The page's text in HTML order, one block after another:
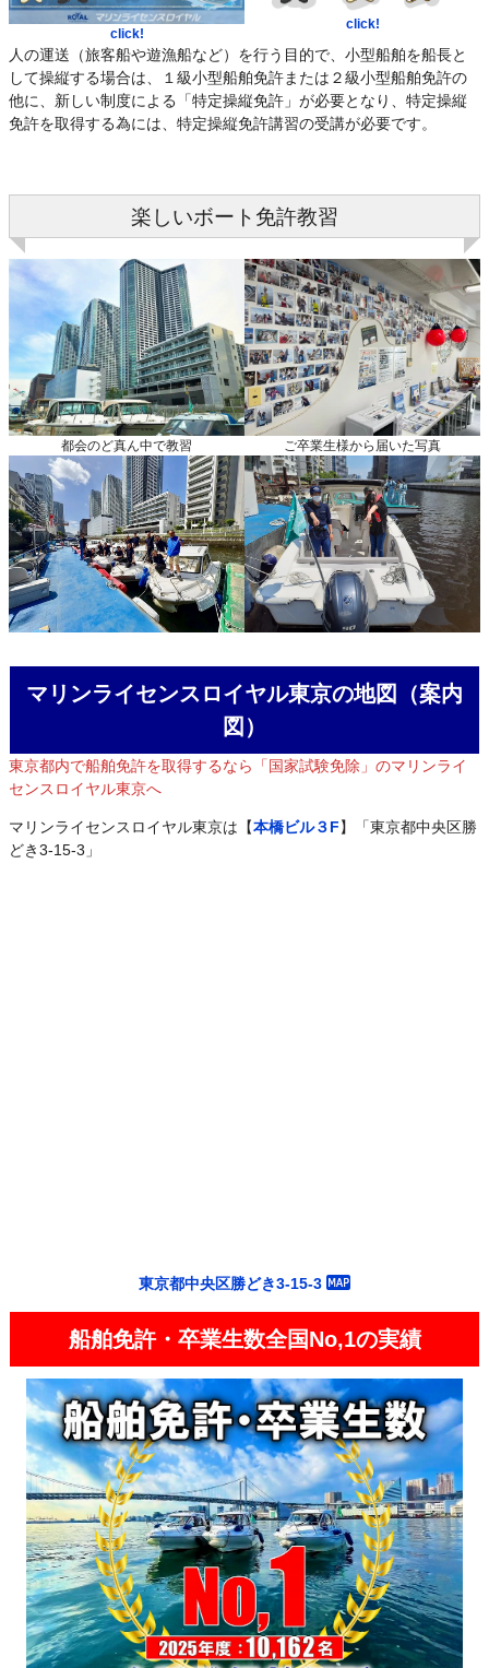
click!
click!
人の運送（旅客船や遊漁船など）を行う目的で、小型船舶を船長と
して操縦する場合は、１級小型船舶免許または２級小型船舶免許の
他に、新しい制度による「特定操縦免許」が必要となり、特定操縦
免許を取得する為には、特定操縦免許講習の受講が必要です。
楽しいボート免許教習
都会のど真ん中で教習 ご卒業生様から届いた写真
マリンライセンスロイヤル東京の地図（案内
図）
東京都内で船舶免許を取得するなら「国家試験免除」のマリンライ
センスロイヤル東京へ
マリンライセンスロイヤル東京は【本橋ビル３F】「東京都中央区勝
どき3-15-3」
東京都中央区勝どき3-15-3
船舶免許・卒業生数全国No,1の実績